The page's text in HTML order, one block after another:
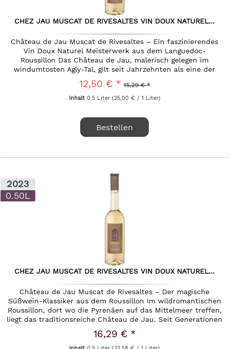
CHEZ JAU MUSCAT DE RIVESALTES VIN DOUX NATUREL...
Château de Jau Muscat de Rivesaltes – Ein faszinierendes
Vin Doux Naturel Meisterwerk aus dem Languedoc-
Roussillon Das Château de Jau, malerisch gelegen im
windumtosten Agly-Tal, gilt seit Jahrzehnten als eine der
spannendsten und...
12,50 € * 15,29 € *
Inhalt 0.5 Liter (25,00 € / 1 Liter)
Bestellen
2023
0.50L
CHEZ JAU MUSCAT DE RIVESALTES VIN DOUX NATUREL...
Château de Jau Muscat de Rivesaltes – Der magische
Süßwein-Klassiker aus dem Roussillon Im wildromantischen
Roussillon, dort wo die Pyrenäen auf das Mittelmeer treffen,
liegt das traditionsreiche Château de Jau. Seit Generationen
16,29 € *